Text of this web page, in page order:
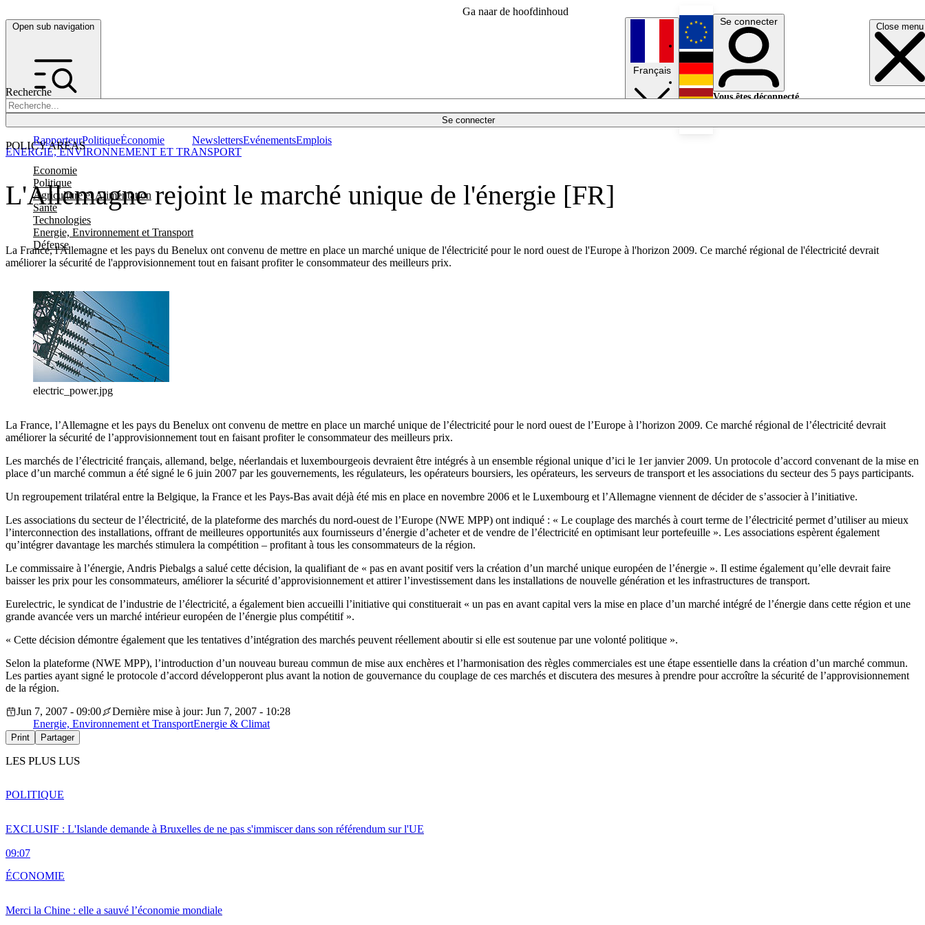
Ga naar de hoofdinhoud
Open sub navigation Close menu
Recherche
Se connecter
POLICY AREAS
Economie
Politique
Agriculture et Alimentation
Santé
Technologies
Energie, Environnement et Transport
Défense
RapporteurPolitiqueÉconomie NewslettersEvénementsEmplois
Français
English
Deutsch
Se connecter
Vous êtes déconnecté.
L'Allemagne rejoint le marché unique de l'énergie [FR]
La France, l'Allemagne et les pays du Benelux ont convenu de mettre en place un marché unique de l'électricité pour le nord ouest de l'Europe à l'horizon 2009. Ce marché régional de l'électricité devrait
améliorer la sécurité de l'approvisionnement tout en faisant profiter le consommateur des meilleurs prix.
ENERGIE, ENVIRONNEMENT ET TRANSPORT
electric_power.jpg
La France, l’Allemagne et les pays du Benelux ont convenu de mettre en place un marché unique de l’électricité pour le nord ouest de l’Europe à l’horizon 2009. Ce marché régional de l’électricité devrait
améliorer la sécurité de l’approvisionnement tout en faisant profiter le consommateur des meilleurs prix.
Les marchés de l’électricité français, allemand, belge, néerlandais et luxembourgeois devraient être intégrés à un ensemble régional unique d’ici le 1er janvier 2009. Un protocole d’accord convenant de la mise en
place d’un marché commun a été signé le 6 juin 2007 par les gouvernements, les régulateurs, les opérateurs boursiers, les opérateurs, les serveurs de transport et les associations du secteur des 5 pays participants.
Un regroupement trilatéral entre la Belgique, la France et les Pays-Bas avait déjà été mis en place en novembre 2006 et le Luxembourg et l’Allemagne viennent de décider de s’associer à l’initiative.
Les associations du secteur de l’électricité, de la plateforme des marchés du nord-ouest de l’Europe (NWE MPP) ont indiqué : « Le couplage des marchés à court terme de l’électricité permet d’utiliser au mieux
l’interconnection des installations, offrant de meilleures opportunités aux fournisseurs d’énergie d’acheter et de vendre de l’électricité en optimisant leur portefeuille ». Les associations espèrent également
qu’intégrer davantage les marchés stimulera la compétition – profitant à tous les consommateurs de la région.
Le commissaire à l’énergie, Andris Piebalgs a salué cette décision, la qualifiant de « pas en avant positif vers la création d’un marché unique européen de l’énergie ». Il estime également qu’elle devrait faire
baisser les prix pour les consommateurs, améliorer la sécurité d’approvisionnement et attirer l’investissement dans les installations de nouvelle génération et les infrastructures de transport.
Eurelectric, le syndicat de l’industrie de l’électricité, a également bien accueilli l’initiative qui constituerait « un pas en avant capital vers la mise en place d’un marché intégré de l’énergie dans cette région et une
grande avancée vers un marché intérieur européen de l’énergie plus compétitif ».
« Cette décision démontre également que les tentatives d’intégration des marchés peuvent réellement aboutir si elle est soutenue par une volonté politique ».
Selon la plateforme (NWE MPP), l’introduction d’un nouveau bureau commun de mise aux enchères et l’harmonisation des règles commerciales est une étape essentielle dans la création d’un marché commun.
Les parties ayant signé le protocole d’accord développeront plus avant la notion de gouvernance du couplage de ces marchés et discutera des mesures à prendre pour accroître la sécurité de l’approvisionnement
de la région.
Jun 7, 2007 - 09:00
Dernière mise à jour: Jun 7, 2007 - 10:28
Energie, Environnement et TransportEnergie & Climat
Print Partager
LES PLUS LUS
EXCLUSIF : L'Islande demande à Bruxelles de ne pas s'immiscer dans son référendum sur l'UE
09:07
POLITIQUE
Merci la Chine : elle a sauvé l’économie mondiale
ÉCONOMIE